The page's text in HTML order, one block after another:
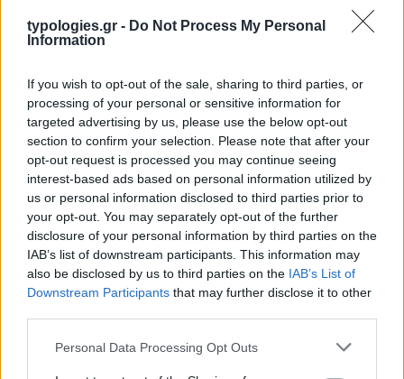
typologies.gr - Do Not Process My Personal
Information
If you wish to opt-out of the sale, sharing to third parties, or
processing of your personal or sensitive information for
targeted advertising by us, please use the below opt-out
section to confirm your selection. Please note that after your
opt-out request is processed you may continue seeing
interest-based ads based on personal information utilized by
us or personal information disclosed to third parties prior to
your opt-out. You may separately opt-out of the further
disclosure of your personal information by third parties on the
IAB’s list of downstream participants. This information may
also be disclosed by us to third parties on the IAB’s List of
Downstream Participants that may further disclose it to other
Please note that this website/app uses one or more Google
Personal Data Processing Opt Outs
Η ΣΤΗΛΗ ΜΑΣ